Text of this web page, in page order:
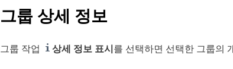
그룹 상세 정보
그룹 작업 상세 정보 표시를 선택하면 선택한 그룹의